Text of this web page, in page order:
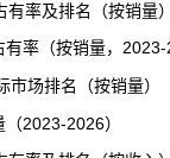
率及排名（按销量
（按销量，2023-
排名（按销量）
2026）